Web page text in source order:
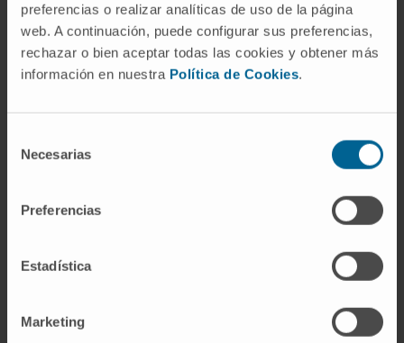
preferencias o realizar analíticas de uso de la página
web. A continuación, puede configurar sus preferencias,
rechazar o bien aceptar todas las cookies y obtener más
información en nuestra Política de Cookies.
Necesarias
Preferencias
Estadística
Marketing
for multiple myeloma paves the way for more
1 JUL 2026